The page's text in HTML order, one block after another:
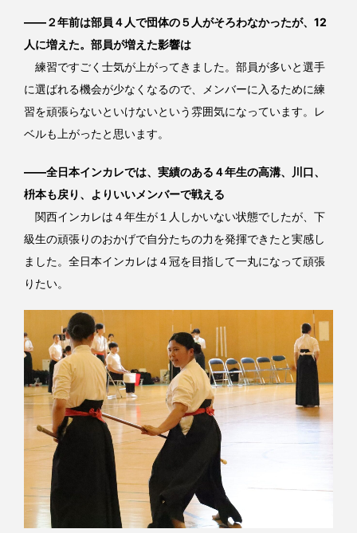
――２年前は部員４人で団体の５人がそろわなかったが、12
人に増えた。部員が増えた影響は
練習ですごく士気が上がってきました。部員が多いと選手
に選ばれる機会が少なくなるので、メンバーに入るために練
習を頑張らないといけないという雰囲気になっています。レ
ベルも上がったと思います。
――全日本インカレでは、実績のある４年生の高溝、川口、
枡本も戻り、よりいいメンバーで戦える
関西インカレは４年生が１人しかいない状態でしたが、下
級生の頑張りのおかげで自分たちの力を発揮できたと実感し
ました。全日本インカレは４冠を目指して一丸になって頑張
りたい。